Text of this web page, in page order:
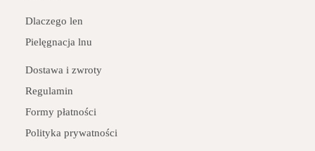
Dlaczego len
Pielęgnacja lnu
Dostawa i zwroty
Regulamin
Formy płatności
Polityka prywatności